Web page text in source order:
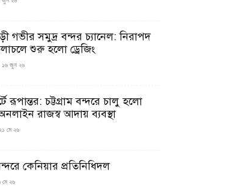
গভীর সমুদ্র বন্দর চ্যানেল: নিরাপদ
শুরু হলো ড্রেজিং
১৬ জুন ২৬
রূপান্তর: চট্টগ্রাম বন্দরে চালু হলো
রাজস্ব আদায় ব্যবস্থা
মে ২৬
কেনিয়ার প্রতিনিধিদল
মে ২৬